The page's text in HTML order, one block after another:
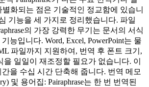
화되는 점은 기술적인 정교함에 있습니
기능을 세 가지로 정리했습니다. 파일
의 가장 강력한 무기는 문서의 서식
능입니다. Word, Excel, PowerPoint는 물
파일까지 지원하여, 번역 후 폰트 크기,
을 일일이 재조정할 필요가 없습니다. 이
을 수십 시간 단축해 줍니다. 번역 메모
및 용어집: Pairaphrase는 한 번 번역된